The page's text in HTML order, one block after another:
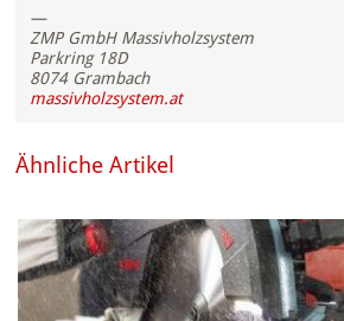
—
ZMP GmbH Massivholzsystem
Parkring 18D
8074 Grambach
massivholzsystem.at
Ähnliche Artikel